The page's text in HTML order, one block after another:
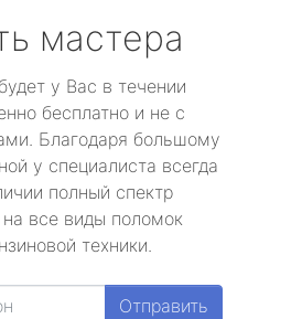
мастера
у Вас в течении
бесплатно и не с
Благодаря большому
у специалиста всегда
полный спектр
все виды поломок
техники.
Отправить